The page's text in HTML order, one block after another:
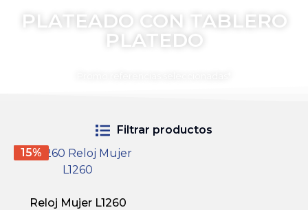
PLATEADO CON TABLERO
PLATEDO
Filtrar productos
15%
Reloj Mujer L1260